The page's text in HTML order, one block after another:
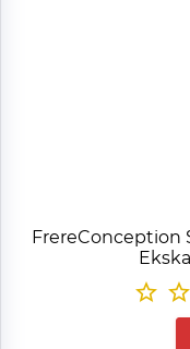
FrereConception